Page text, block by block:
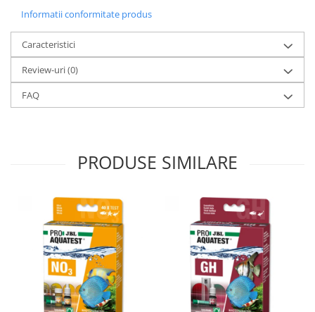
Hrana pesti iazuri
Filtre iaz
Pompe iaz
Incalzitor Iaz
Accesorii iaz
Informatii conformitate produs
Caracteristici
Review-uri(0)
FAQ
PRODUSE SIMILARE